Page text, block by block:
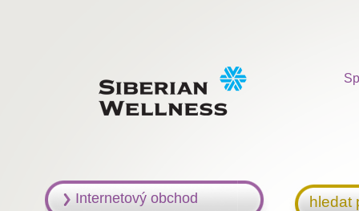
hledat
Internetový obchod